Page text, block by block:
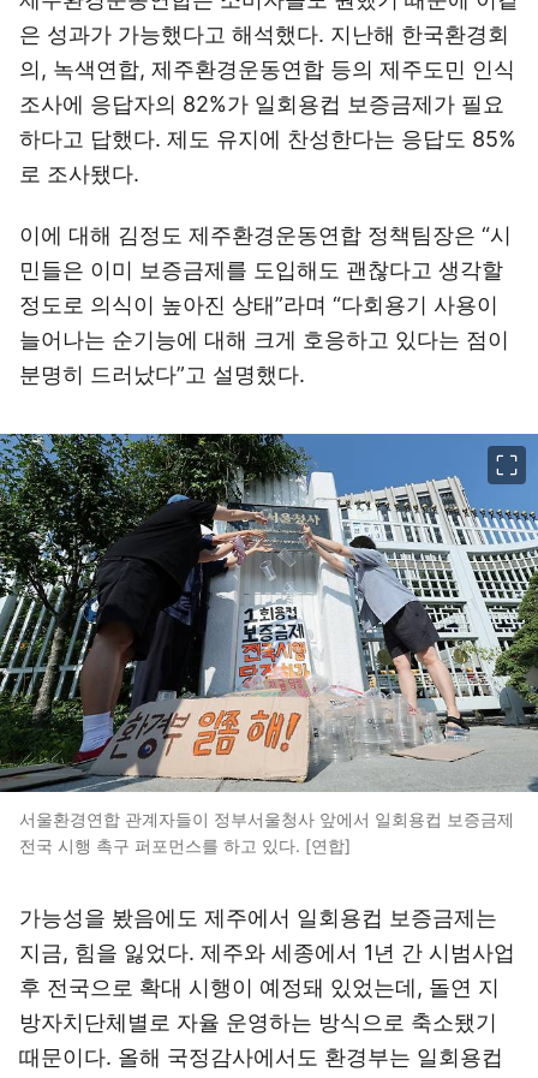
은 성과가 가능했다고 해석했다. 지난해 한국환경회
의, 녹색연합, 제주환경운동연합 등의 제주도민 인식
조사에 응답자의 82%가 일회용컵 보증금제가 필요
하다고 답했다. 제도 유지에 찬성한다는 응답도 85%
로 조사됐다.
이에 대해 김정도 제주환경운동연합 정책팀장은 “시
민들은 이미 보증금제를 도입해도 괜찮다고 생각할
정도로 의식이 높아진 상태”라며 “다회용기 사용이
늘어나는 순기능에 대해 크게 호응하고 있다는 점이
분명히 드러났다”고 설명했다.
서울환경연합 관계자들이 정부서울청사 앞에서 일회용컵 보증금제
전국 시행 촉구 퍼포먼스를 하고 있다. [연합]
가능성을 봤음에도 제주에서 일회용컵 보증금제는
지금, 힘을 잃었다. 제주와 세종에서 1년 간 시범사업
후 전국으로 확대 시행이 예정돼 있었는데, 돌연 지
방자치단체별로 자율 운영하는 방식으로 축소됐기
때문이다. 올해 국정감사에서도 환경부는 일회용컵